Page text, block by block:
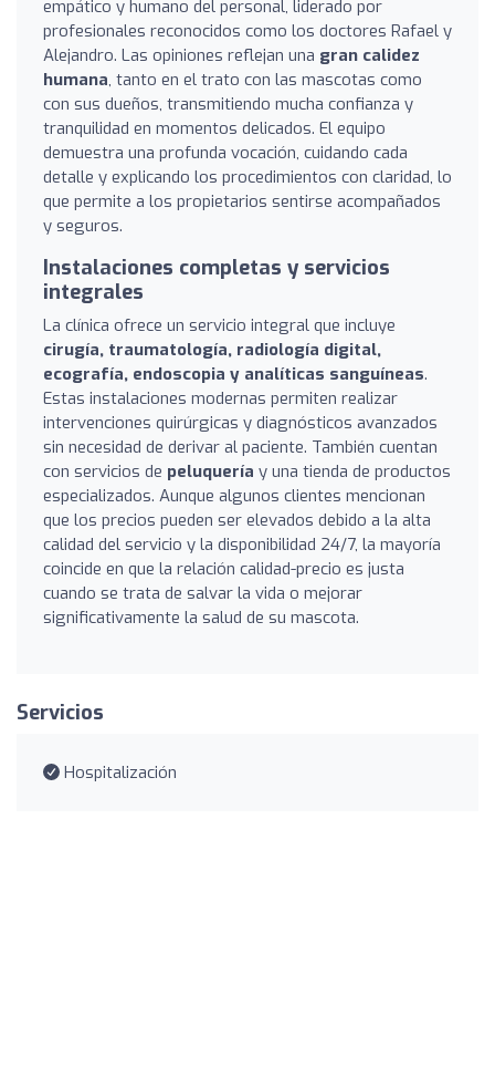
empático y humano del personal, liderado por
profesionales reconocidos como los doctores Rafael y
Alejandro. Las opiniones reflejan una gran calidez
humana, tanto en el trato con las mascotas como
con sus dueños, transmitiendo mucha confianza y
tranquilidad en momentos delicados. El equipo
demuestra una profunda vocación, cuidando cada
detalle y explicando los procedimientos con claridad, lo
que permite a los propietarios sentirse acompañados
y seguros.
Instalaciones completas y servicios
integrales
La clínica ofrece un servicio integral que incluye
cirugía, traumatología, radiología digital,
ecografía, endoscopia y analíticas sanguíneas.
Estas instalaciones modernas permiten realizar
intervenciones quirúrgicas y diagnósticos avanzados
sin necesidad de derivar al paciente. También cuentan
con servicios de peluquería y una tienda de productos
especializados. Aunque algunos clientes mencionan
que los precios pueden ser elevados debido a la alta
calidad del servicio y la disponibilidad 24/7, la mayoría
coincide en que la relación calidad-precio es justa
cuando se trata de salvar la vida o mejorar
significativamente la salud de su mascota.
Servicios
Hospitalización